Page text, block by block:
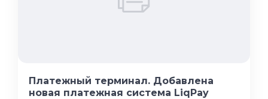
Платежный терминал. Добавлена
новая платежная система LiqPay